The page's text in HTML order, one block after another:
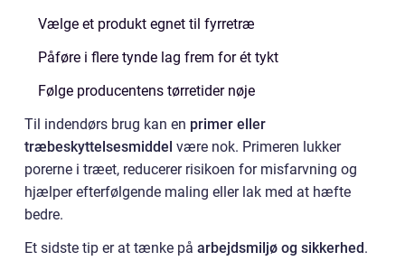
Vælge et produkt egnet til fyrretræ
Påføre i flere tynde lag frem for ét tykt
Følge producentens tørretider nøje
Til indendørs brug kan en primer eller
træbeskyttelsesmiddel være nok. Primeren lukker
porerne i træet, reducerer risikoen for misfarvning og
hjælper efterfølgende maling eller lak med at hæfte
bedre.
Et sidste tip er at tænke på arbejdsmiljø og sikkerhed.